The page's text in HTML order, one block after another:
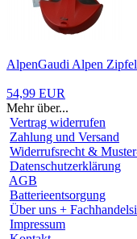
AlpenGaudi Alpen
54,99 EUR
Mehr über...
Vertrag widerrufen
Zahlung und Versand
Widerrufsrecht &
Datenschutzerklärung
AGB
Batterieentsorgung
Über uns +
Impressum